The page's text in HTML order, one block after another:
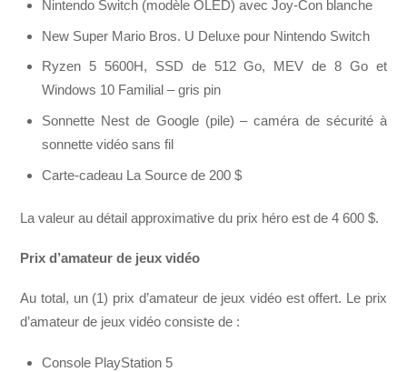
Nintendo Switch (modèle OLED) avec Joy-Con blanche
New Super Mario Bros. U Deluxe pour Nintendo Switch
Ryzen 5 5600H, SSD de 512 Go, MEV de 8 Go et
Windows 10 Familial – gris pin
Sonnette Nest de Google (pile) – caméra de sécurité à
sonnette vidéo sans fil
Carte-cadeau La Source de 200 $
La valeur au détail approximative du prix héro est de 4 600 $.
Prix d’amateur de jeux vidéo
Au total, un (1) prix d’amateur de jeux vidéo est offert. Le prix
d’amateur de jeux vidéo consiste de :
Console PlayStation 5